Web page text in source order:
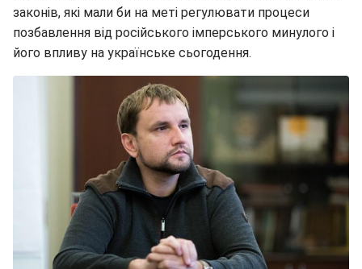
законів, які мали би на меті регулювати процеси
позбавлення від російського імперського минулого і
його впливу на українське сьогодення.